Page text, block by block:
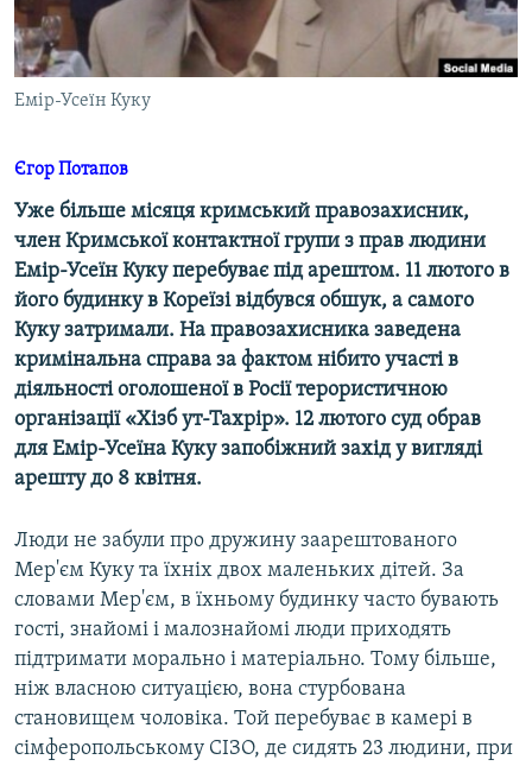
ВІДЕОУРОКИ «ELIFBE»
СВІДЧЕННЯ ОКУПАЦІЇ
УКРАЇНСЬКА ПРОБЛЕМА КРИМУ
Русский
Qırımtatar
Усі сайти RFE/RL
Емір-Усеїн Куку
Єгор Потапов
Уже більше місяця кримський правозахисник,
член Кримської контактної групи з прав людини
Емір-Усеїн Куку перебуває під арештом. 11 лютого в
його будинку в Кореїзі відбувся обшук, а самого
Куку затримали. На правозахисника заведена
кримінальна справа за фактом нібито участі в
діяльності оголошеної в Росії терористичною
організації «Хізб ут-Тахрір». 12 лютого суд обрав
для Емір-Усеїна Куку запобіжний захід у вигляді
арешту до 8 квітня.
Люди не забули про дружину заарештованого
Мер'єм Куку та їхніх двох маленьких дітей. За
словами Мер'єм, в їхньому будинку часто бувають
гості, знайомі і малознайомі люди приходять
підтримати морально і матеріально. Тому більше,
ніж власною ситуацією, вона стурбована
становищем чоловіка. Той перебуває в камері в
сімферопольському СІЗО, де сидять 23 людини, при